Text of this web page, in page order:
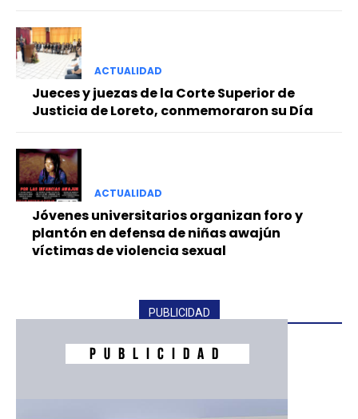
ACTUALIDAD
Jueces y juezas de la Corte Superior de
Justicia de Loreto, conmemoraron su Día
ACTUALIDAD
Jóvenes universitarios organizan foro y
plantón en defensa de niñas awajún
víctimas de violencia sexual
PUBLICIDAD